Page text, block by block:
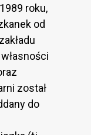
roku,
od
został
do